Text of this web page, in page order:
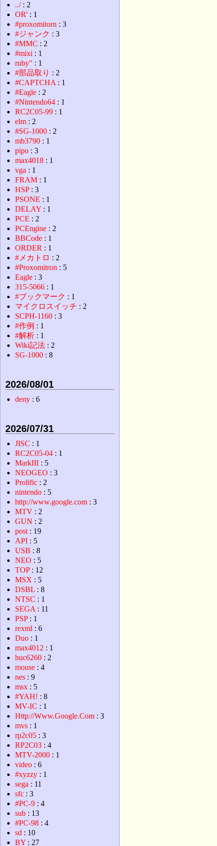
../: 2
OR' : 1
#proxomitorn : 3
#ジャンク : 3
#MMC : 2
#mixi : 1
ruby" : 1
#部品取り : 2
#CAPTCHA : 1
#Eagle : 2
#Nintendo64 : 1
RC2C05-99 : 1
elm : 2
#SG-1000 : 2
mb3790 : 1
pipo : 3
max4018 : 1
vga : 1
FRAM : 1
HSP: 3
PSONE : 1
DELAY : 1
PCE : 2
PCEngine : 2
BBCode : 1
ORDER : 1
#メカトロ : 2
#Proxomitron : 5
Eagle : 3
315-5066 : 1
#ブックマーク : 1
マイクロスイッチ : 2
SCPH-1160 : 3
#作例 : 1
#解析 : 1
Wiki記法 : 2
SG-1000 : 8
2026/08/01
deny : 6
2026/07/31
JISC : 1
RC2C05-04 : 1
MarkIII : 5
NEOGEO : 3
Prolific : 2
nintendo : 5
http://www.google.com : 3
MTV : 2
GUN : 2
post : 19
API : 5
USB : 8
NEO : 5
TOP: 12
MSX : 5
DSBL : 8
NTSC : 1
SEGA : 11
PSP: 1
rexml : 6
Duo : 1
max4012 : 1
huc6260 : 2
mouse : 4
nes : 9
msx : 5
#YAH! : 8
MV-IC : 1
Http://Www.Google.Com : 3
mvs : 1
rp2c05 : 3
RP2C03 : 4
MTV-2000 : 1
video : 6
#xyzzy : 1
sega : 11
sfc : 3
#PC-9 : 4
sub : 13
#PC-98 : 4
sd : 10
BY : 27